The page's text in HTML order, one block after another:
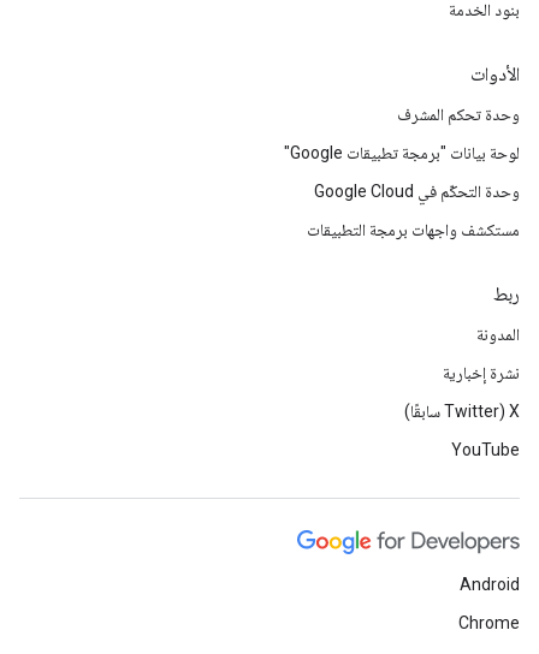
بنود الخدمة
الأدوات
وحدة تحكم المشرف
لوحة بيانات "برمجة تطبيقات Google"
وحدة التحكّم في Google Cloud
مستكشف واجهات برمجة التطبيقات
ربط
المدونة
نشرة إخبارية
‫X ‏(Twitter سابقًا)
YouTube
Android
Chrome